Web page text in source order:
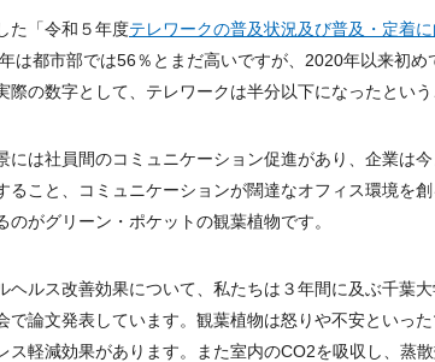
た「令和５年度テレワークの普及状況及び普及・定着
年は都市部では56％とまだ高いですが、 2020年以来初め
際の数字として、テレワークは半分以下になったという
には社員間のコミュニケーション促進があり、企業は
ること、コミュニケーションが闊達なオフィス環境を
のがグリーン・ポケットの観葉植物です。
ヘルス改善効果について、私たちは３年間に及ぶ千葉
で論文発表しています。観葉植物は怒りや不安といっ
ス軽減効果があります。また室内のCO2を吸収し、蒸